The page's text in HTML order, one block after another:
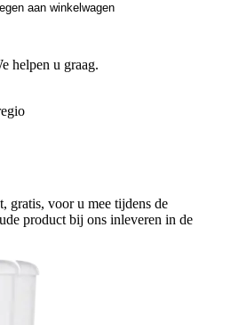
aan winkelwagen
helpen u graag.
gratis, voor u mee tijdens de
product bij ons inleveren in de